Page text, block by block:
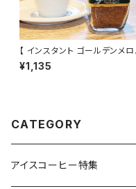
【 インスタント ゴールデンメロ
ー 80g 】珈琲専門店の インス
タントコーヒー 富屋珈琲店 トミ
¥1,135
CATEGORY
アイスコーヒー特集